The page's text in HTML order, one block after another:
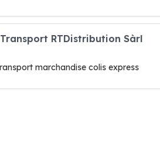
RTDistribution Sàrl
marchandise colis express